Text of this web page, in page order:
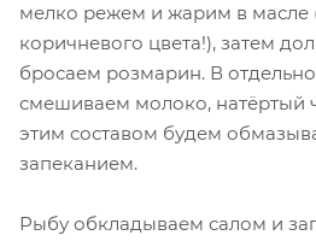
мелко режем и жарим в масле
коричневого цвета!), затем
бросаем розмарин. В
смешиваем молоко, натёртый
этим составом будем
запеканием.
Рыбу обкладываем салом и